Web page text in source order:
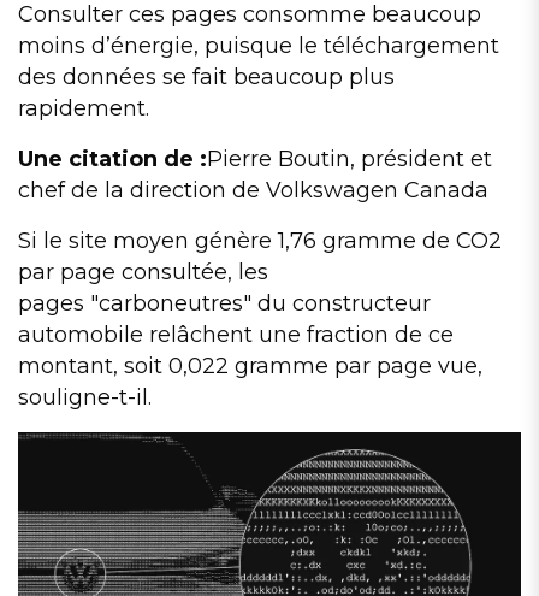
Consulter ces pages consomme beaucoup
moins d’énergie, puisque le téléchargement
des données se fait beaucoup plus
rapidement.
Une citation de :Pierre Boutin, président et
chef de la direction de Volkswagen Canada
Si le site moyen génère 1,76 gramme de CO2
par page consultée, les
pages carboneutres du constructeur
automobile relâchent une fraction de ce
montant, soit 0,022 gramme par page vue,
souligne-t-il.